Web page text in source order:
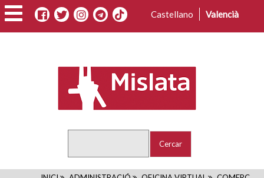
Vés
al
contingut
Castellano Valencià